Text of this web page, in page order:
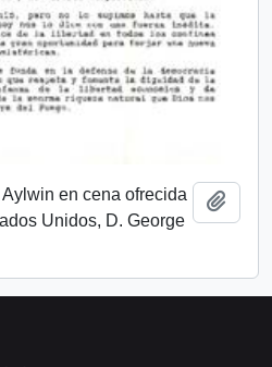
en cena ofrecida
Unidos, D. George